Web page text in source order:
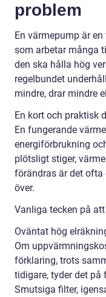
problem
En värmepump är
som arbetar många
den ska hålla hög
regelbundet
mindre, drar mindre
En kort och praktisk
En fungerande
energiförbrukning
plötsligt stiger,
förändras är det ofta
över.
Vanliga tecken på
Oväntat hög
Om
förklaring, trots
tidigare, tyder det på
Smutsiga filter,